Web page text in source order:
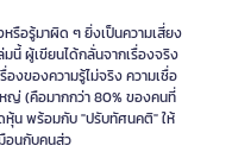
หรือรู้มาผิด ๆ ยิ่งเป็นความเสี่ยง
มนี้ ผู้เขียนได้กลั่นจากเรื่องจริง
งของความรู้ไม่จริง ความเชื่อ
ญ่ (คือมากกว่า 80% ของคนที่
ดหุ้น พร้อมกับ "ปรับทัศนคติ" ให้
อนกับคนส่ว